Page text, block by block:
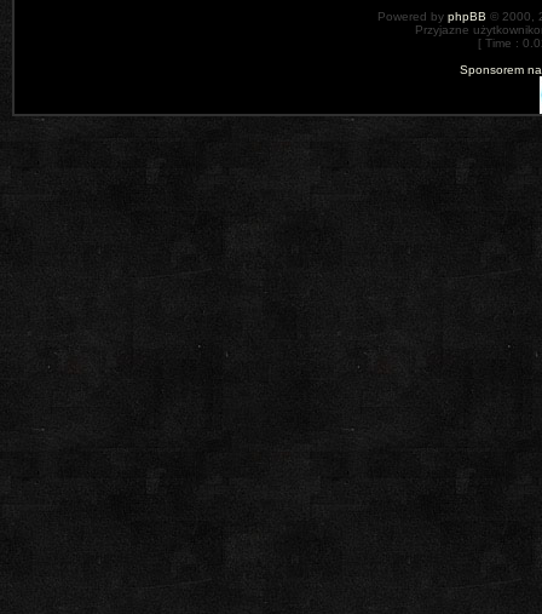
Powered by phpBB © 2000,
Przyjazne
[ Time :
Sponsorem